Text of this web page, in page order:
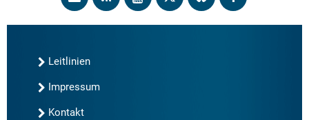
Leitlinien
Impressum
Kontakt